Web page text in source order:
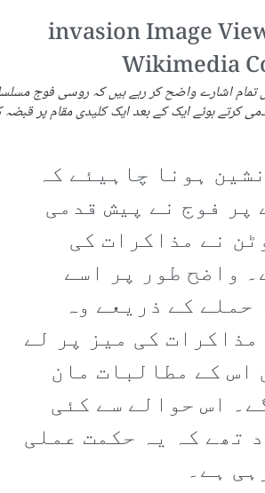
تمام اشارے واضح کر رہے ہیں کہ روسی فوج
کرتے ہوئے ایک کے بعد ایک کلیدی مقام پر قبضہ
ہونا چاہیئے کہ
پر فوج نے پیش قدمی
نے مذاکرات کی
واضح طور پر اسے
حملے کے ذریعے وہ
کی میز پر لے
اس کے مطالبات مان
اس حوالے سے کئی
تھے کہ یہ حکمت عملی
ہے۔